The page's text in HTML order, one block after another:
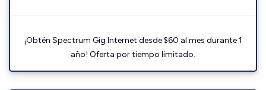
¡Obtén Spectrum Gig Internet desde $60 al mes durante 1
año! Oferta por tiempo limitado.